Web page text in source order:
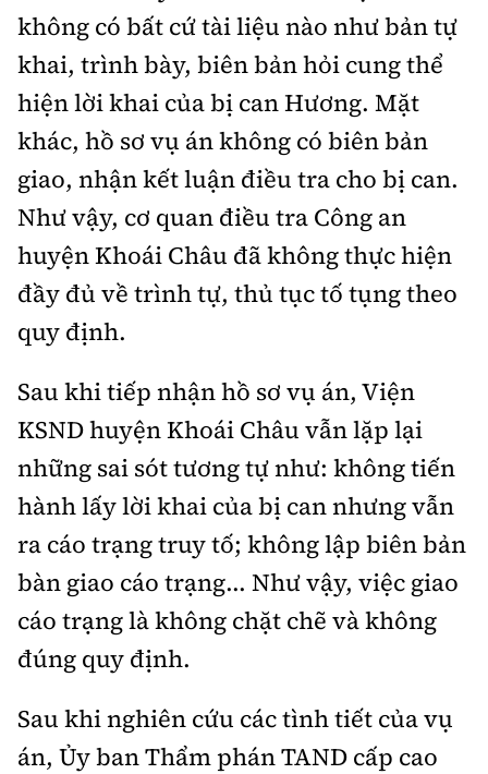
không có bất cứ tài liệu nào như bản tự
khai, trình bày, biên bản hỏi cung thể
hiện lời khai của bị can Hương. Mặt
khác, hồ sơ vụ án không có biên bản
giao, nhận kết luận điều tra cho bị can.
Như vậy, cơ quan điều tra Công an
huyện Khoái Châu đã không thực hiện
đầy đủ về trình tự, thủ tục tố tụng theo
quy định.
Sau khi tiếp nhận hồ sơ vụ án, Viện
KSND huyện Khoái Châu vẫn lặp lại
những sai sót tương tự như: không tiến
hành lấy lời khai của bị can nhưng vẫn
ra cáo trạng truy tố; không lập biên bản
bàn giao cáo trạng... Như vậy, việc giao
cáo trạng là không chặt chẽ và không
đúng quy định.
Sau khi nghiên cứu các tình tiết của vụ
án, Ủy ban Thẩm phán TAND cấp cao